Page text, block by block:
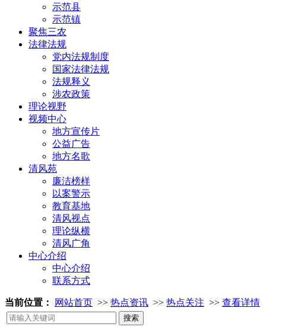
示范县
示范镇
聚焦三农
法律法规
党内法规制度
国家法律法规
法规释义
涉农政策
理论视野
视频中心
地方宣传片
公益广告
地方名歌
清风苑
廉洁榜样
以案警示
教育基地
清风视点
理论纵横
清风广角
中心介绍
中心介绍
联系方式
当前位置： 网站首页 >> 热点资讯 >> 热点关注 >> 查看详情